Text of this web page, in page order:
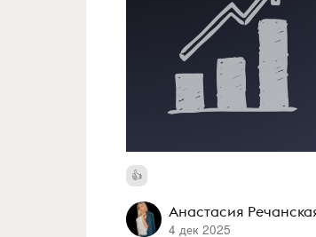
Анастасия
4 дек 2025